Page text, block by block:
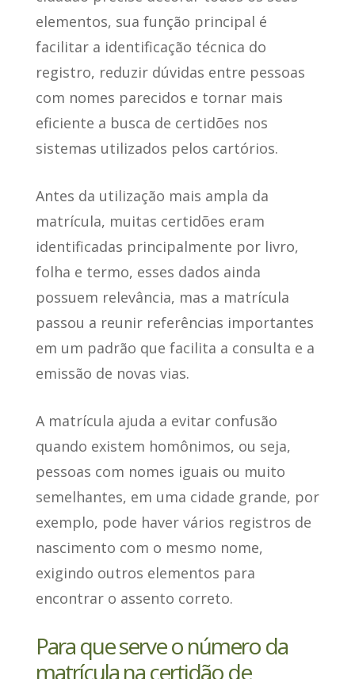
elementos, sua função principal é
facilitar a identificação técnica do
registro, reduzir dúvidas entre pessoas
com nomes parecidos e tornar mais
eficiente a busca de certidões nos
sistemas utilizados pelos cartórios.
Antes da utilização mais ampla da
matrícula, muitas certidões eram
identificadas principalmente por livro,
folha e termo, esses dados ainda
possuem relevância, mas a matrícula
passou a reunir referências importantes
em um padrão que facilita a consulta e a
emissão de novas vias.
A matrícula ajuda a evitar confusão
quando existem homônimos, ou seja,
pessoas com nomes iguais ou muito
semelhantes, em uma cidade grande, por
exemplo, pode haver vários registros de
nascimento com o mesmo nome,
exigindo outros elementos para
encontrar o assento correto.
Para que serve o número da
matrícula na certidão de